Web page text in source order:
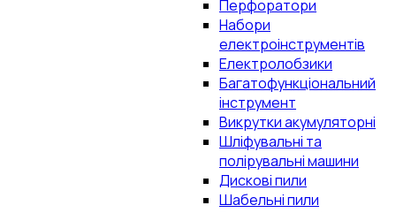
Перфоратори
Набори
електроінструментів
Електролобзики
Багатофункціональний
інструмент
Викрутки акумуляторні
Шліфувальні та
полірувальні машини
Дискові пили
Шабельні пили